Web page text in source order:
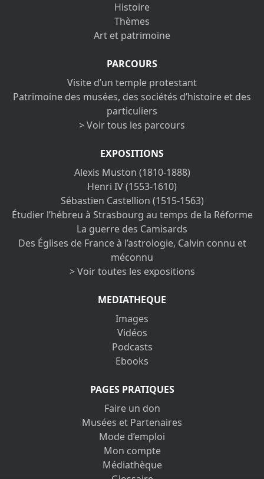
Histoire
Thèmes
Art et patrimoine
PARCOURS
Visite d’un temple protestant
Patrimoine des musées, des sociétés d’histoire et des
particuliers
> Voir tous les parcours
EXPOSITIONS
Alexis Muston (1810-1888)
Henri IV (1553-1610)
Sébastien Castellion (1515-1563)
Étudier l’hébreu à Strasbourg au temps de la Réforme
La guerre des Camisards
Des Églises de France à l’astrologie, Calvin connu et
méconnu
> Voir toutes les expositions
MEDIATHEQUE
Images
Vidéos
Podcasts
Ebooks
PAGES PRATIQUES
Faire un don
Musées et Partenaires
Mode d’emploi
Mon compte
Médiathèque